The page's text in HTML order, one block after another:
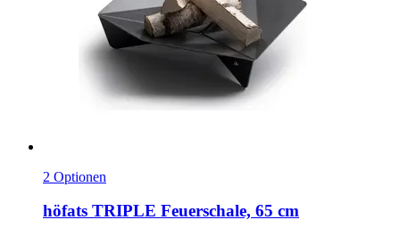
2 Optionen
höfats TRIPLE Feuerschale, 65 cm